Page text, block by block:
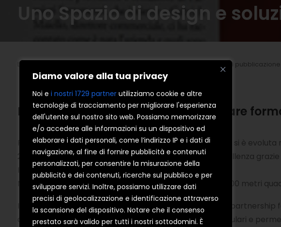
Diamo valore alla tua privacy
Noi e i nostri 1729 partner utilizziamo cookie e altre
tecnologie di tracciamento per migliorare l'esperienza
dell'utente sul nostro sito web. Possiamo memorizzare
e/o accedere alle informazioni su un dispositivo ed
elaborare i dati personali, come l’indirizzo IP e i dati di
navigazione, al fine di fornire pubblicità e contenuti
personalizzati, per consentire la misurazione della
pubblicità e dei contenuti, ricerche sul pubblico e per
sviluppare servizi. Inoltre, possiamo utilizzare dati
precisi di geolocalizzazione e identificazione attraverso
la scansione del dispositivo. Notare che il consenso
prestato sarà valido per tutti i nostri sottodomini. È
Uno Spazio di design e
Le disposizioni riguardanti gli incentivi statali si riferiscono alla data di pubblicazione
Ispirazioni, consigli e soluzioni per dare
Palmieri Serramenti è un’azienda ricca di esperienza che si è
2019, l’impresa romana fa un passo in avanti verso l’eccellenza
Italia.
Nasce così il 1° Spazio I Nobili in Italia. Uno showroom di 400 metri
Il progettoSpazio I Nobilinasce con l’intento di creare
camaleontico, che assume differenti configurazioni modulari e